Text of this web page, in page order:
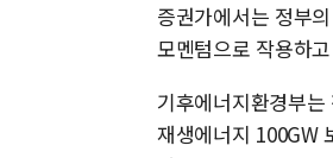
증권가에서는 정부
모멘텀으로 작용하
기후에너지환경부
재생에너지 100GW